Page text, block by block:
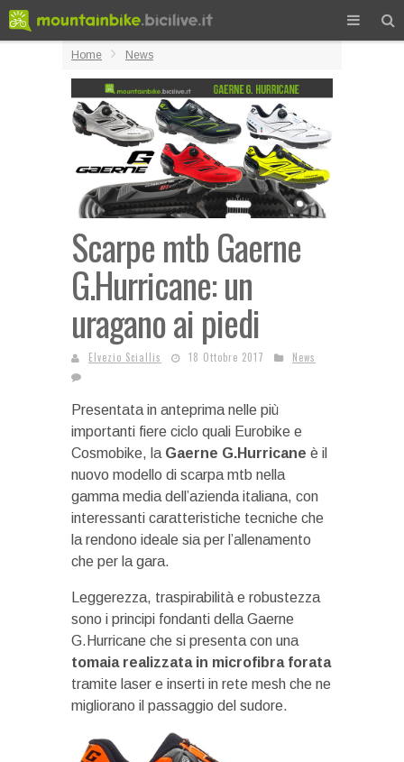
Home News
Scarpe mtb Gaerne
G.Hurricane: un
uragano ai piedi
Elvezio Sciallis 18 Ottobre 2017 News
Presentata in anteprima nelle più
importanti fiere ciclo quali Eurobike e
Cosmobike, la Gaerne G.Hurricane è il
nuovo modello di scarpa mtb nella
gamma media dell’azienda italiana, con
interessanti caratteristiche tecniche che
la rendono ideale sia per l’allenamento
che per la gara.
Leggerezza, traspirabilità e robustezza
sono i principi fondanti della Gaerne
G.Hurricane che si presenta con una
tomaia realizzata in microfibra forata
tramite laser e inserti in rete mesh che ne
migliorano il passaggio del sudore.